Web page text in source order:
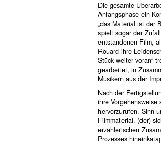
Die gesamte
Anfangsphase ein
„das Material ist der
spielt sogar der
entstandenen Film,
Rouard ihre
Stück weiter voran“
gearbeitet, in
Musikern aus der
Nach der
ihre Vorgehensweise
hervorzurufen. Sinn
Filmmaterial, (der)
erzählerischen
Prozesses